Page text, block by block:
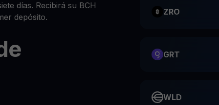
días. Recibirá su BCH
depósito.
ZRO
GRT
WLD